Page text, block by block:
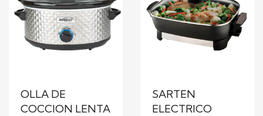
OLLA DE
COCCION LENTA
SARTEN
ELECTRICO